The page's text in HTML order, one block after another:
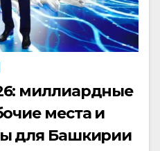
миллиардные
места и
для Башкирии